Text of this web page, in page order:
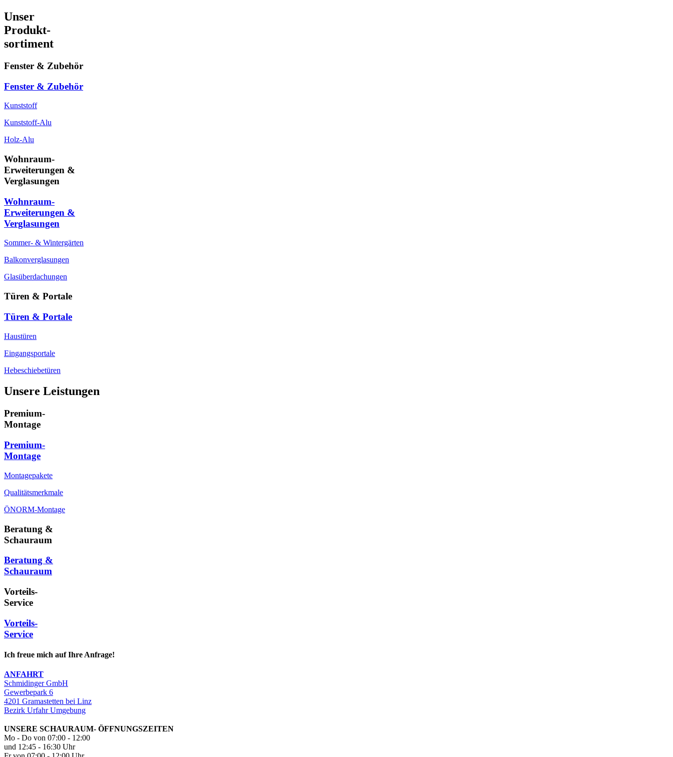
Unser
Produkt-
sortiment
Fenster & Zubehör
Fenster & Zubehör
Kunststoff
Kunststoff-Alu
Holz-Alu
Wohnraum-
Erweiterungen &
Verglasungen
Wohnraum-
Erweiterungen &
Verglasungen
Sommer- & Wintergärten
Balkonverglasungen
Glasüberdachungen
Türen & Portale
Türen & Portale
Haustüren
Eingangsportale
Hebeschiebetüren
Unsere Leistungen
Premium-
Montage
Premium-
Montage
Montagepakete
Qualitätsmerkmale
ÖNORM-Montage
Beratung &
Schauraum
Beratung &
Schauraum
Vorteils-
Service
Vorteils-
Service
Ich freue mich auf Ihre Anfrage!
ANFAHRT
Schmidinger GmbH
Gewerbepark 6
4201 Gramastetten bei Linz
Bezirk Urfahr Umgebung
UNSERE SCHAURAUM- ÖFFNUNGSZEITEN
Mo - Do von 07:00 - 12:00
und 12:45 - 16:30 Uhr